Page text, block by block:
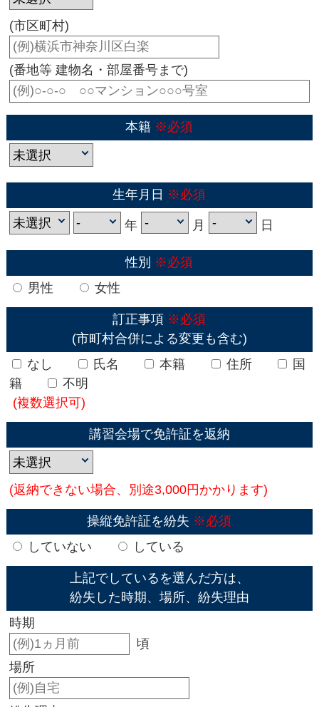
(市区町村)
(番地等 建物名・部屋番号まで)
本籍 ※必須
生年月日 ※必須
年 月 日
性別 ※必須
男性
女性
訂正事項 ※必須
(市町村合併による変更も含む)
なし
氏名 本籍 住所
国
籍
不明
(複数選択可)
講習会場で免許証を返納
(返納できない場合、別途3,000円かかります)
操縦免許証を紛失 ※必須
していない
している
上記でしているを選んだ方は、
紛失した時期、場所、紛失理由
時期
頃
場所